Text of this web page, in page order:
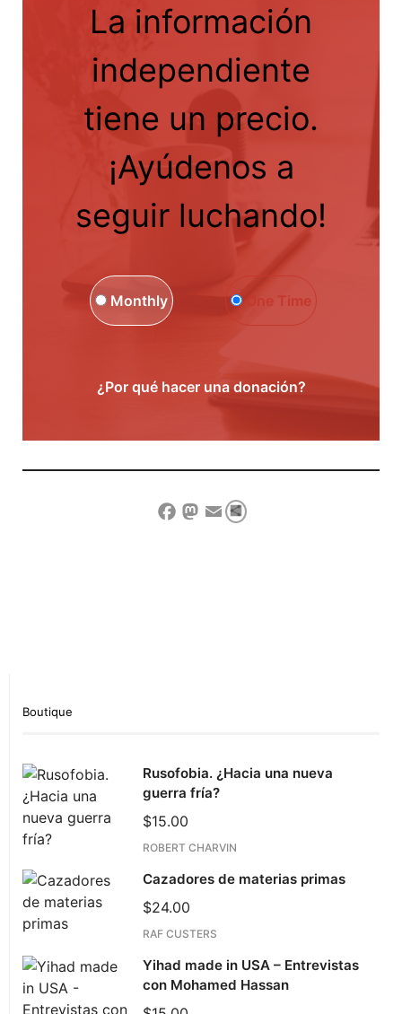
La información
independiente
tiene un precio.
¡Ayúdenos a
seguir luchando!
One Time
Monthly
¿Por qué hacer una donación?
Facebook
Mastodon
EmailCompartir
Boutique
Rusofobia. ¿Hacia una nueva
guerra fría?
$15.00
ROBERT CHARVIN
Cazadores de materias primas
$24.00
RAF CUSTERS
Yihad made in USA – Entrevistas
con Mohamed Hassan